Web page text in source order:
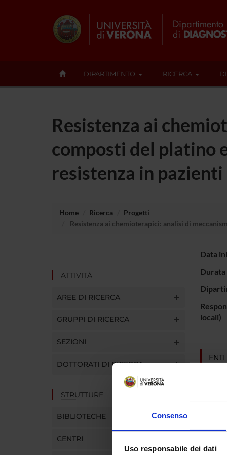
Consenso
Uso responsabile dei dati
DIPARTIMENTO RICERCA
Resistenza ai
composti del platino
resistenza in
Home Ricerca
Progetti
Resistenza ai chemioterapici: analisi di
ATTIVITÀ
AREE DI RICERCA
GRUPPI DI RICERCA
SEZIONI
DOTTORATI DI RICERCA
STRUTTURE
BIBLIOTECHE
CENTRI
Data
Durata
locali)
Guido